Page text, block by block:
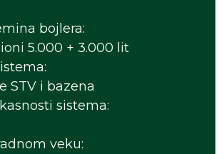
bojlera:
5.000 + 3.000 lit
STV i bazena
sistema:
veku: